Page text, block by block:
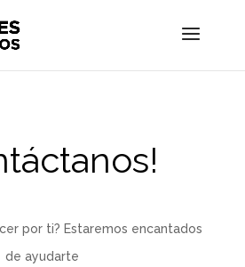
por ti? Estaremos encantados
de ayudarte